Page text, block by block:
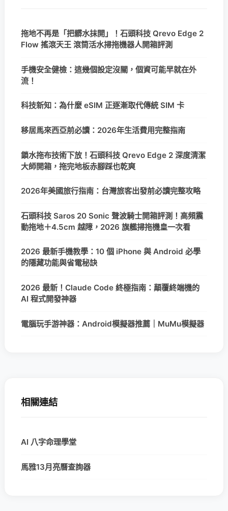
拖地不再是「把髒水抹開」！石頭科技 Qrevo Edge 2
Flow 搖滾天王 滾筒活水掃拖機器人開箱評測
手機安全健檢：這幾個設定沒關，個資可能早就在外
流！
科技新知：為什麼 eSIM 正逐漸取代傳統 SIM 卡
移居馬來西亞前必讀：2026年生活費用完整指南
鎖水拖布技術下放！石頭科技 Qrevo Edge 2 深度清潔
大師開箱，拖完地板赤腳踩也乾爽
2026年美國旅行指南：台灣旅客出發前必讀完整攻略
石頭科技 Saros 20 Sonic 聲波騎士開箱評測！高頻震
動拖地＋4.5cm 越障，2026 旗艦掃拖機皇一次看
2026 最新手機教學：10 個 iPhone 與 Android 必學
的隱藏功能與省電秘訣
2026 最新！Claude Code 終極指南：顛覆終端機的
AI 程式開發神器
電腦玩手游神器：Android模擬器推薦｜MuMu模擬器
相關連結
AI 八字命理學堂
馬雅13月亮曆查詢器